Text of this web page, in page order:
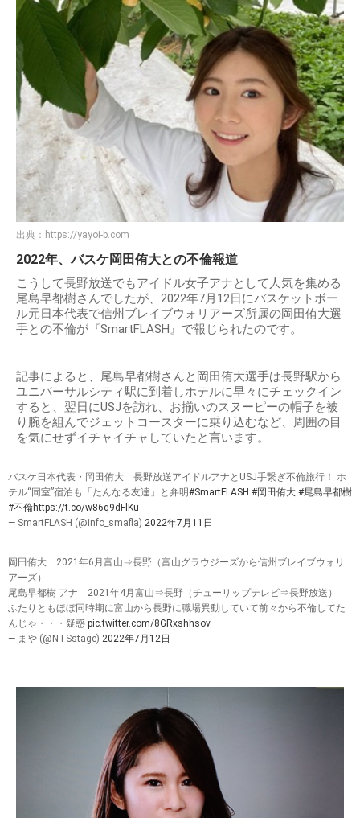
出典： https://yayoi-b.com
2022年、バスケ岡田侑大との不倫報道
こうして長野放送でもアイドル女子アナとして人気を集める
尾島早都樹さんでしたが、2022年7月12日にバスケットボー
ル元日本代表で信州ブレイブウォリアーズ所属の岡田侑大選
手との不倫が『SmartFLASH』で報じられたのです。
記事によると、尾島早都樹さんと岡田侑大選手は長野駅から
ユニバーサルシティ駅に到着しホテルに早々にチェックイン
すると、翌日にUSJを訪れ、お揃いのスヌーピーの帽子を被
り腕を組んでジェットコースターに乗り込むなど、周囲の目
を気にせずイチャイチャしていたと言います。
バスケ日本代表・岡田侑大 長野放送アイドルアナとUSJ手繋ぎ不倫旅行！ ホ
テル“同室”宿泊も「たんなる友達」と弁明#SmartFLASH #岡田侑大 #尾島早都樹
#不倫https://t.co/w86q9dFlKu
— SmartFLASH (@info_smafla) 2022年7月11日
岡田侑大 2021年6月富山⇒長野（富山グラウジーズから信州ブレイブウォリ
アーズ）
尾島早都樹 アナ 2021年4月富山⇒長野（チューリップテレビ⇒長野放送）
ふたりともほぼ同時期に富山から長野に職場異動していて前々から不倫してた
んじゃ・・・疑惑 pic.twitter.com/8GRxshhsov
— まや (@NTSstage) 2022年7月12日